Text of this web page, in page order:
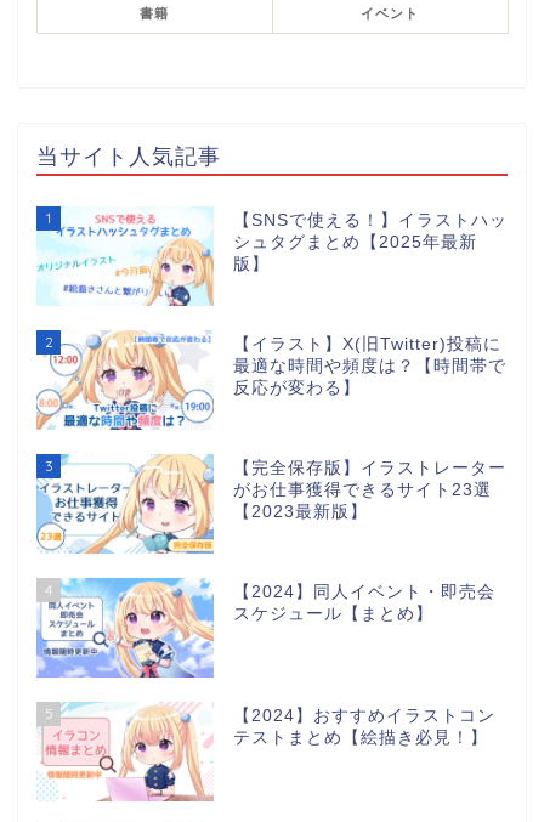
書籍 イベント
当サイト人気記事
1
【SNSで使える！】イラストハッ
シュタグまとめ【2025年最新
版】
2
【イラスト】X(旧Twitter)投稿に
最適な時間や頻度は？【時間帯で
反応が変わる】
3
【完全保存版】イラストレーター
がお仕事獲得できるサイト23選
【2023最新版】
4
【2024】同人イベント・即売会
スケジュール【まとめ】
5
【2024】おすすめイラストコン
テストまとめ【絵描き必見！】